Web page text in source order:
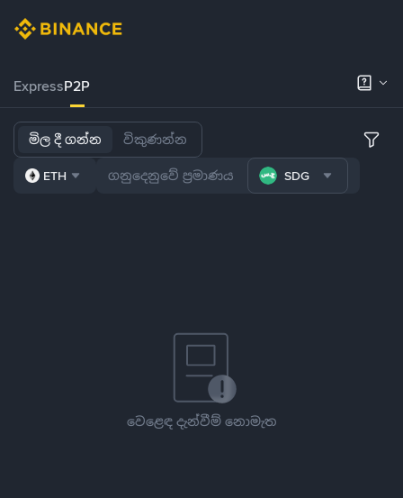
ExpressP2P
මිල දී ගන්න විකුණන්න
ETH SDG
වෙළෙඳ දැන්වීම් නොමැත